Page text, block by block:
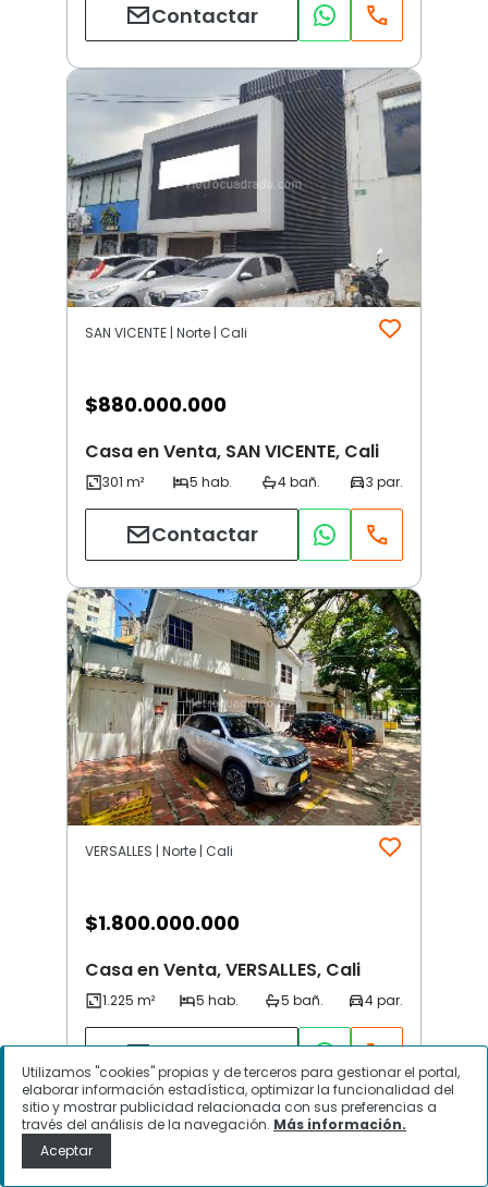
Contactar
SAN VICENTE | Norte | Cali
$880.000.000
Casa en Venta, SAN VICENTE, Cali
Contactar
VERSALLES | Norte | Cali
$1.800.000.000
Casa en Venta, VERSALLES, Cali
Contactar
Utilizamos "cookies" propias y de terceros para gestionar el portal,
elaborar información estadística, optimizar la funcionalidad del
sitio y mostrar publicidad relacionada con sus preferencias a
través del análisis de la navegación. Más información.
Aceptar